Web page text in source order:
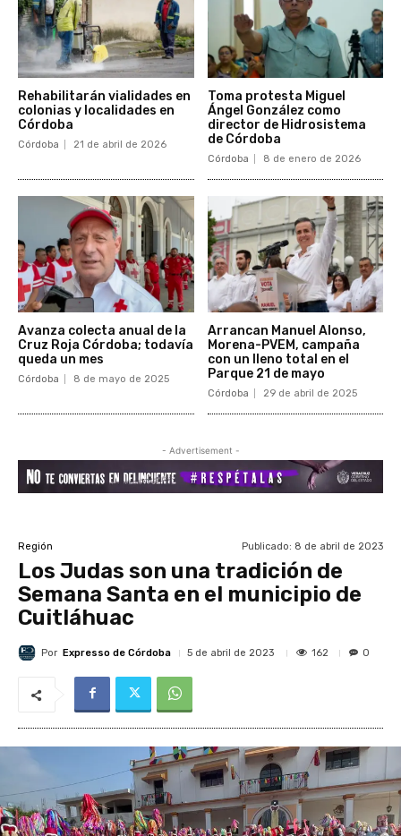
Rehabilitarán vialidades en
colonias y localidades en
Córdoba
Córdoba 21 de abril de 2026
Toma protesta Miguel
Ángel González como
director de Hidrosistema
de Córdoba
Córdoba 8 de enero de 2026
Avanza colecta anual de la
Cruz Roja Córdoba; todavía
queda un mes
Córdoba 8 de mayo de 2025
Arrancan Manuel Alonso,
Morena-PVEM, campaña
con un lleno total en el
Parque 21 de mayo
Córdoba 29 de abril de 2025
- Advertisement -